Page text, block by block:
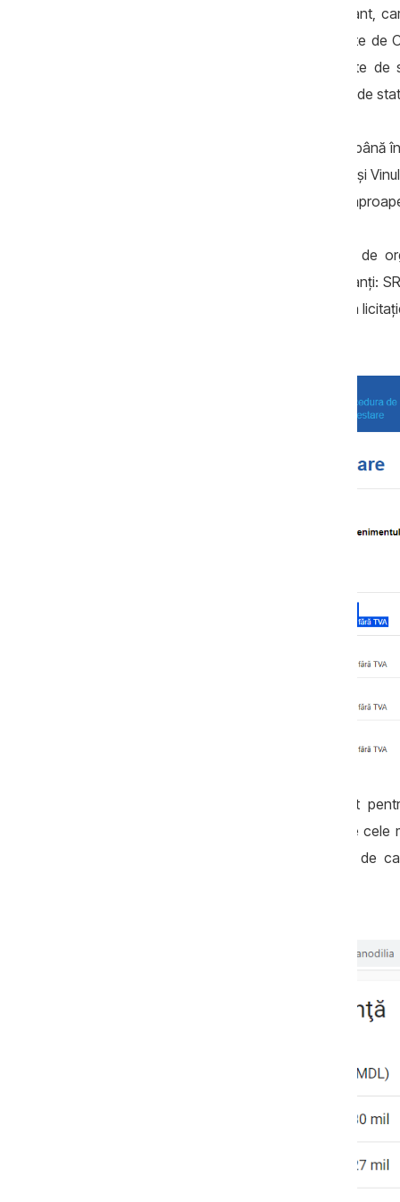
Republicii, s-a înscris un singur participant,
50% din activele companiei sunt deținute de
Dorin Drăguțanu, alte 50% sunt deținute
câștigat mai multe contracte cu instituții de
Conform informațiilor publice, din 2014 până
doar cu Oficiul Național al Viei și
totală a contractelor câștigate este de
De exemplu, pentru achiziția serviciilor de
2019 au înaintat ofertele patru participanți:
"Media Show Grup" SRL. Câștigătoare a
Surse din cadrul ONVV au recunoscut
contractele de achiziție din motiv că de
asemenea, agentul economic dispune de